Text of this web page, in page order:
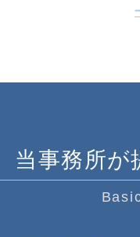
当事務所が